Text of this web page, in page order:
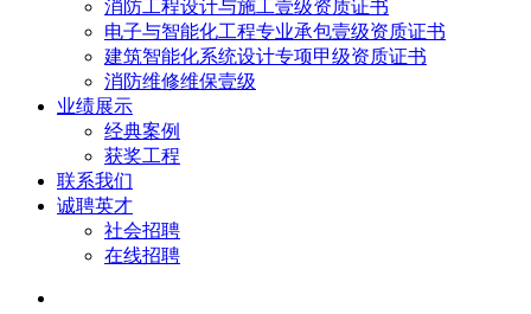
消防工程设计与施工壹级资质证书
电子与智能化工程专业承包壹级资质证书
建筑智能化系统设计专项甲级资质证书
消防维修维保壹级
业绩展示
经典案例
获奖工程
联系我们
诚聘英才
社会招聘
在线招聘